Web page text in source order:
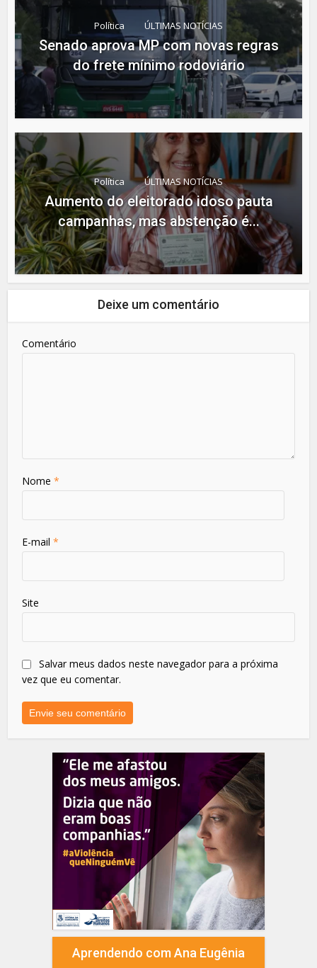
Política ÚLTIMAS NOTÍCIAS
Senado aprova MP com novas regras
do frete mínimo rodoviário
Política ÚLTIMAS NOTÍCIAS
Aumento do eleitorado idoso pauta
campanhas, mas abstenção é...
Deixe um comentário
Comentário
Nome*
E-mail*
Site
Salvar meus dados neste navegador para a próxima
vez que eu comentar.
Aprendendo com Ana Eugênia